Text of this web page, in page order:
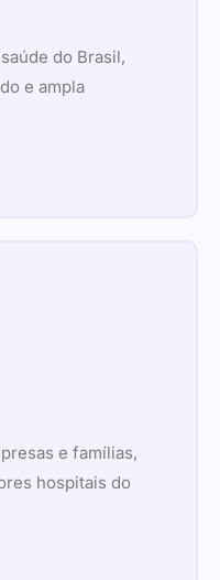
do Brasil,
e ampla
e famílias,
hospitais do